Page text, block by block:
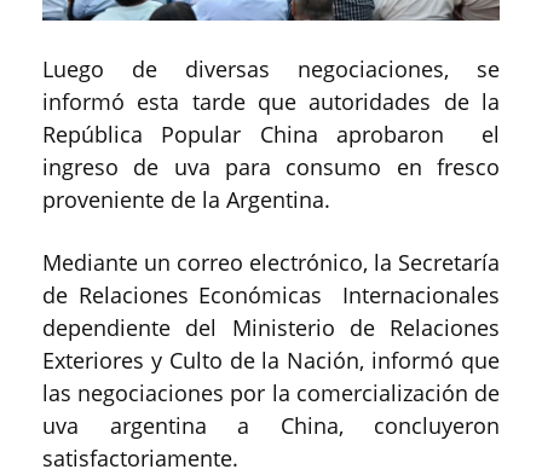
Luego de diversas negociaciones, se
informó esta tarde que autoridades de la
República Popular China aprobaron el
ingreso de uva para consumo en fresco
proveniente de la Argentina.
Mediante un correo electrónico, la Secretaría
de Relaciones Económicas Internacionales
dependiente del Ministerio de Relaciones
Exteriores y Culto de la Nación, informó que
las negociaciones por la comercialización de
uva argentina a China, concluyeron
satisfactoriamente.